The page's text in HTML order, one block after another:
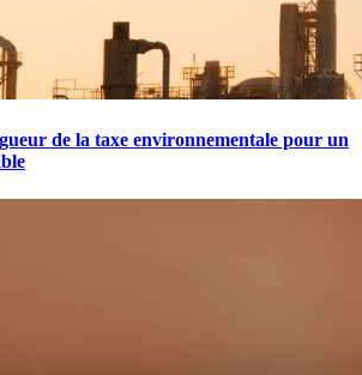
de la taxe environnementale pour un